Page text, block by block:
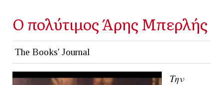
Ο πολύτιμος Άρης Μπερλής
The Books' Journal
Την